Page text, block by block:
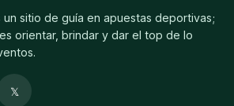
un sitio de guía en apuestas deportivas;
orientar, brindar y dar el top de lo
𝕏